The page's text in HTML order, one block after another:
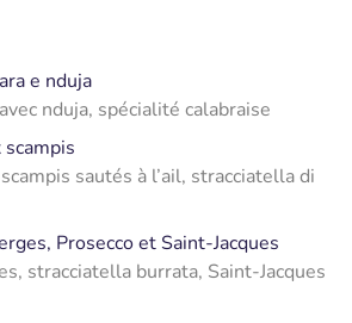
e nduja
nduja, spécialité calabraise
sautés à l’ail, stracciatella di
Prosecco et Saint-Jacques
stracciatella burrata, Saint-Jacques